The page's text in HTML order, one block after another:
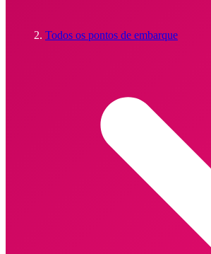
Todos os pontos de embarque